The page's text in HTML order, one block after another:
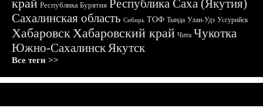
край Республика Бурятия Республика Саха (Якутия)
Сахалинская область Сибирь ТОФ Тында Улан-Удэ Уссурийск
ХабаровскХабаровский край Чита Чукотка
Южно-СахалинскЯкутск
Все теги >>